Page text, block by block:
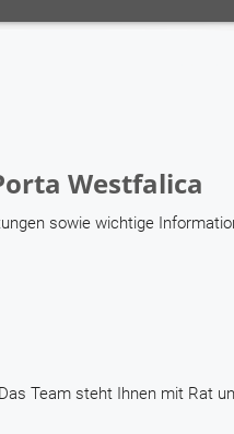
Westfalica
sowie wichtige
Team steht Ihnen mit Rat